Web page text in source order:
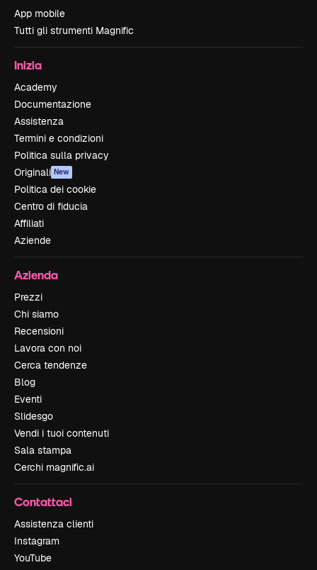
App mobile
Tutti gli strumenti Magnific
Inizia
Academy
Documentazione
Assistenza
Termini e condizioni
Politica sulla privacy
Originali New
Politica dei cookie
Centro di fiducia
Affiliati
Aziende
Azienda
Prezzi
Chi siamo
Recensioni
Lavora con noi
Cerca tendenze
Blog
Eventi
Slidesgo
Vendi i tuoi contenuti
Sala stampa
Cerchi magnific.ai
Contattaci
Assistenza clienti
Instagram
YouTube